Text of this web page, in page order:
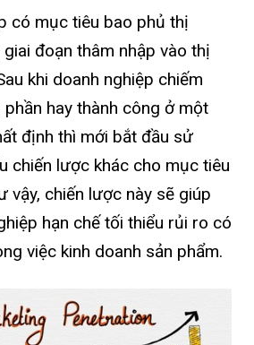
có mục tiêu bao phủ thị
đoạn thâm nhập vào thị
khi doanh nghiệp chiếm
hay thành công ở một
định thì mới bắt đầu sử
chiến lược khác cho mục tiêu
vậy, chiến lược này sẽ giúp
hạn chế tối thiểu rủi ro có
việc kinh doanh sản phẩm.